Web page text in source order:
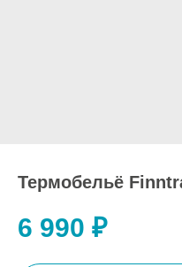
Термобельё
6 990 ₽